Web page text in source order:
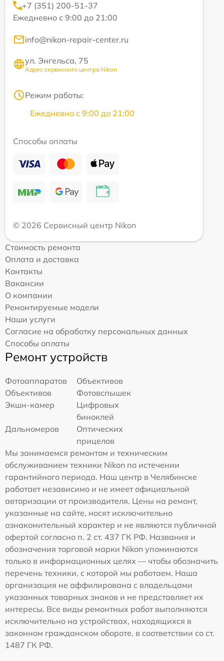
+7 (351) 200-51-37
Ежедневно с 9:00 до 21:00
info@nikon-repair-center.ru
ул. Энгельса, 75
Адрес сервисного центра Nikon
Режим работы:
Ежедневно с 9:00 до 21:00
Способы оплаты
© 2026 Сервисный центр Nikon
Стоимость ремонта
Оплата и доставка
Контакты
Вакансии
О компании
Ремонтируемые модели
Наши услуги
Согласие на обработку персональных данных
Способы оплаты
Ремонт устройств
Фотоаппаратов
Объективов
Объективов
Фотовспышек
Экшн-камер
Цифровых
биноклей
Дальномеров
Оптических
прицелов
Мы занимаемся ремонтом и техническим
обслуживанием техники Nikon по истечении
гарантийного периода. Наш центр в Челябинске
работает независимо и не имеет официальной
авторизации от производителя. Цены на ремонт,
указанные на сайте, носят исключительно
ознакомительный характер и не являются публичной
офертой согласно п. 2 ст. 437 ГК РФ. Названия и
обозначения торговой марки Nikon упоминаются
только в информационных целях — чтобы обозначить
перечень техники, с которой мы работаем. Наша
организация не аффилирована с владельцами
указанных товарных знаков и не представляет их
интересы. Все виды ремонтных работ выполняются
исключительно на устройствах, находящихся в
законном гражданском обороте, в соответствии со ст.
1487 ГК РФ.